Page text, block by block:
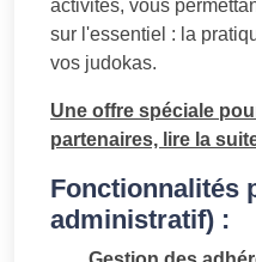
activités, vous
sur l'essentiel : la
vos judokas.
Une offre spéciale
partenaires, lire la
Fonctionnalités
administratif) :